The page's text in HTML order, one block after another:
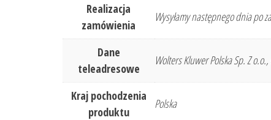
Realizacja
zamówienia
Wysyłamy następnego dnia po
Dane
teleadresowe
Wolters Kluwer Polska Sp. Z
Kraj pochodzenia
produktu
Polska